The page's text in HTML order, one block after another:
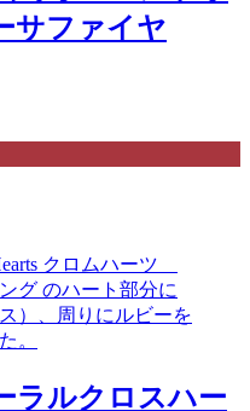
サファイヤ
ルクロスハー